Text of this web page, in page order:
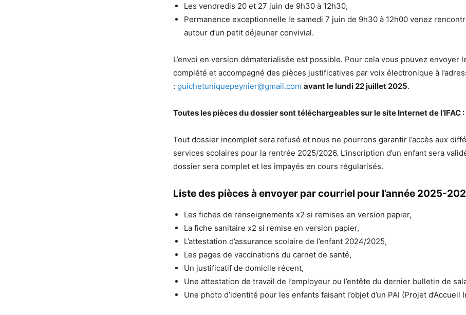
Les vendredis 20 et 27 juin de 9h30 à 12h30,
Permanence exceptionnelle le samedi 7 juin de 9h30 à 12h00 venez
autour d’un petit déjeuner convivial.
L’envoi en version dématerialisée est possible. Pour cela vous pouvez envoyer
complété et accompagné des pièces justificatives par voix électronique à
: guichetuniquepeynier@gmail.com avant le lundi 22 juillet 2025.
Toutes les pièces du dossier sont téléchargeables sur le site Internet de l’IFAC :
Tout dossier incomplet sera refusé et nous ne pourrons garantir l’accès aux
services scolaires pour la rentrée 2025/2026. L’inscription d’un enfant sera
dossier sera complet et les impayés en cours régularisés.
Liste des pièces à envoyer par courriel pour l’année 2025-
Les fiches de renseignements x2 si remises en version papier,
La fiche sanitaire x2 si remise en version papier,
L’attestation d’assurance scolaire de l’enfant 2024/2025,
Les pages de vaccinations du carnet de santé,
Un justificatif de domicile récent,
Une attestation de travail de l’employeur ou l’entête du dernier bulletin de
Une photo d’identité pour les enfants faisant l’objet d’un PAI (Projet d’Accueil